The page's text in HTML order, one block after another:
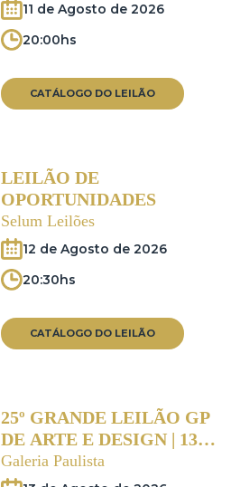
11 de Agosto de 2026
20:00hs
CATÁLOGO DO LEILÃO
LEILÃO DE
OPORTUNIDADES
Selum Leilões
12 de Agosto de 2026
20:30hs
CATÁLOGO DO LEILÃO
25º GRANDE LEILÃO GP
DE ARTE E DESIGN | 13
DE AGOSTO ÀS 20:00HS
Galeria Paulista